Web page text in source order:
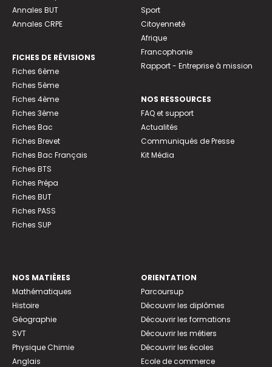
Annales BUT
Annales CRPE
FICHES DE RÉVISIONS
Fiches 6ème
Fiches 5ème
Fiches 4ème
Fiches 3ème
Fiches Bac
Fiches Brevet
Fiches Bac Français
Fiches BTS
Fiches Prépa
Fiches BUT
Fiches PASS
Fiches SUP
Sport
Citoyenneté
Afrique
Francophonie
Rapport - Entreprise à mission
NOS RESSOURCES
FAQ et support
Actualités
Communiqués de Presse
Kit Média
NOS MATIÈRES
Mathématiques
Histoire
Géographie
SVT
Physique Chimie
Anglais
ORIENTATION
Parcoursup
Découvrir les diplômes
Découvrir les formations
Découvrir les métiers
Découvrir les écoles
Ecole de commerce